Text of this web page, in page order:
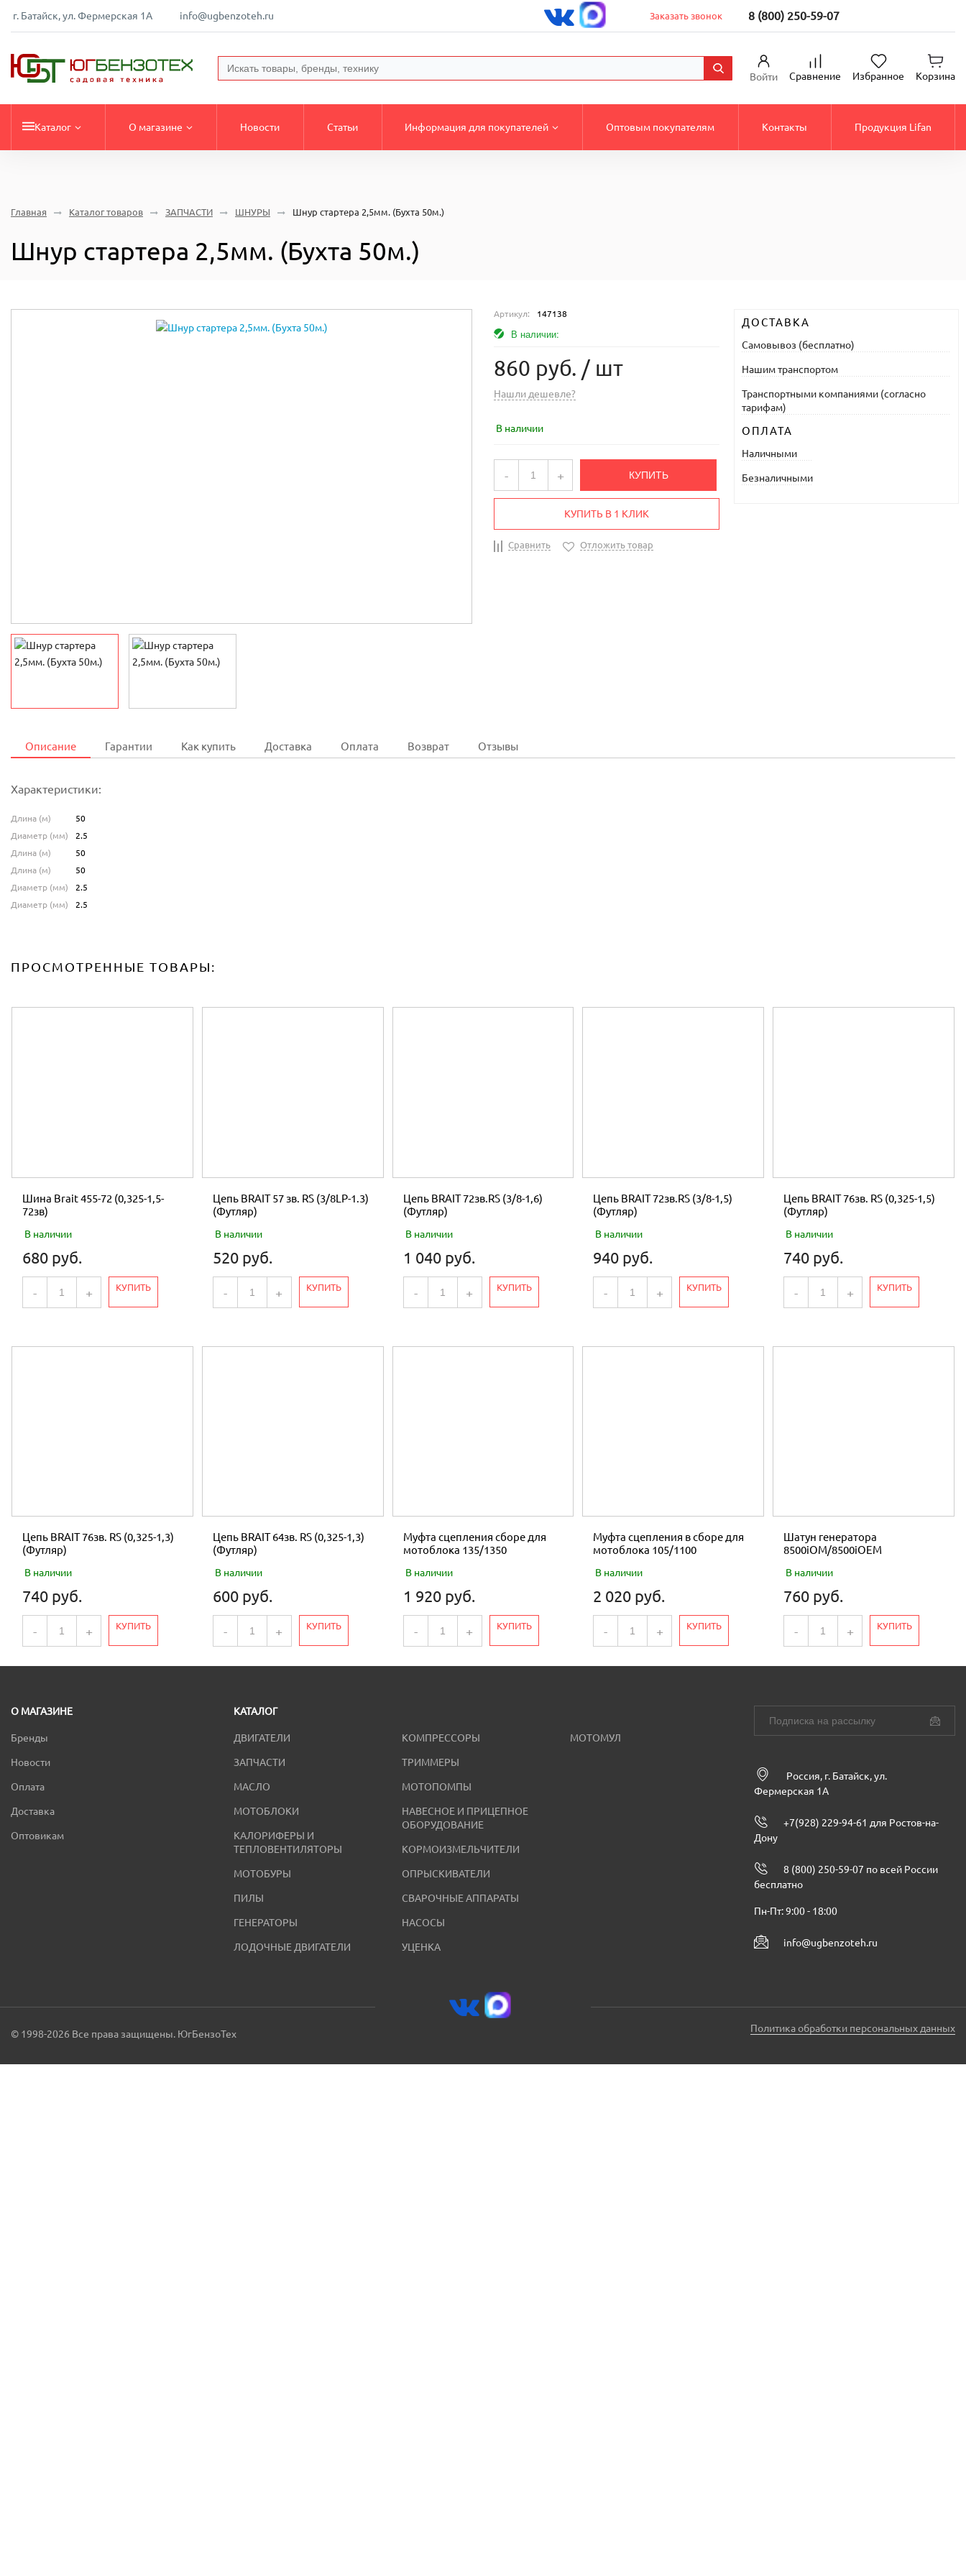
г. Батайск, ул. Фермерская 1А info@ugbenzoteh.ru Заказать звонок 8 (800) 250-59-07
Войти Сравнение Избранное Корзина
Каталог О магазине Новости Статьи Информация для покупателей Оптовым покупателям Контакты Продукция Lifan
Главная Каталог товаров ЗАПЧАСТИ ШНУРЫ Шнур стартера 2,5мм. (Бухта 50м.)
Шнур стартера 2,5мм. (Бухта 50м.)
Артикул: 147138
В наличии:
860 руб. / шт
Нашли дешевле?
В наличии
- + КУПИТЬ
КУПИТЬ В 1 КЛИК
Сравнить Отложить товар
ДОСТАВКА
Самовывоз (бесплатно)
Нашим транспортом
Транспортными компаниями (согласно
тарифам)
ОПЛАТА
Наличными
Безналичными
Описание Гарантии Как купить Доставка Оплата Возврат Отзывы
Характеристики:
Длина (м)
50
Диаметр (мм)
2.5
Длина (м)
50
Длина (м)
50
Диаметр (мм)
2.5
Диаметр (мм)
2.5
ПРОСМОТРЕННЫЕ ТОВАРЫ:
Шина Brait 455-72 (0,325-1,5-
72зв)
В наличии
680 руб.
- + КУПИТЬ
Цепь BRAIT 57 зв. RS (3/8LP-1.3)
(Футляр)
В наличии
520 руб.
- + КУПИТЬ
Цепь BRAIT 72зв.RS (3/8-1,6)
(Футляр)
В наличии
1 040 руб.
- + КУПИТЬ
Цепь BRAIT 72зв.RS (3/8-1,5)
(Футляр)
В наличии
940 руб.
- + КУПИТЬ
Цепь BRAIT 76зв. RS (0,325-1,5)
(Футляр)
В наличии
740 руб.
- + КУПИТЬ
Цепь BRAIT 76зв. RS (0,325-1,3)
(Футляр)
В наличии
740 руб.
- + КУПИТЬ
Цепь BRAIT 64зв. RS (0,325-1,3)
(Футляр)
В наличии
600 руб.
- + КУПИТЬ
Муфта сцепления сборе для
мотоблока 135/1350
В наличии
1 920 руб.
- + КУПИТЬ
Муфта сцепления в сборе для
мотоблока 105/1100
В наличии
2 020 руб.
- + КУПИТЬ
Шатун генератора
8500iOM/8500iOEM
В наличии
760 руб.
- + КУПИТЬ
О МАГАЗИНЕ
Бренды
Новости
Оплата
Доставка
Оптовикам
КАТАЛОГ
ДВИГАТЕЛИ
ЗАПЧАСТИ
МАСЛО
МОТОБЛОКИ
КАЛОРИФЕРЫ И
ТЕПЛОВЕНТИЛЯТОРЫ
МОТОБУРЫ
ПИЛЫ
ГЕНЕРАТОРЫ
ЛОДОЧНЫЕ ДВИГАТЕЛИ
КОМПРЕССОРЫ
ТРИММЕРЫ
МОТОПОМПЫ
НАВЕСНОЕ И ПРИЦЕПНОЕ
ОБОРУДОВАНИЕ
КОРМОИЗМЕЛЬЧИТЕЛИ
ОПРЫСКИВАТЕЛИ
СВАРОЧНЫЕ АППАРАТЫ
НАСОСЫ
УЦЕНКА
МОТОМУЛ
Россия, г. Батайск, ул.
Фермерская 1А
+7(928) 229-94-61 для Ростов-на-
Дону
8 (800) 250-59-07 по всей России
бесплатно
Пн-Пт: 9:00 - 18:00
info@ugbenzoteh.ru
© 1998-2026 Все права защищены. ЮгБензоТех Политика обработки персональных данных